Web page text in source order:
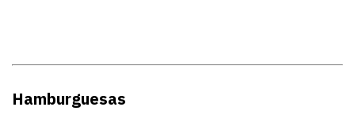
Hamburguesas